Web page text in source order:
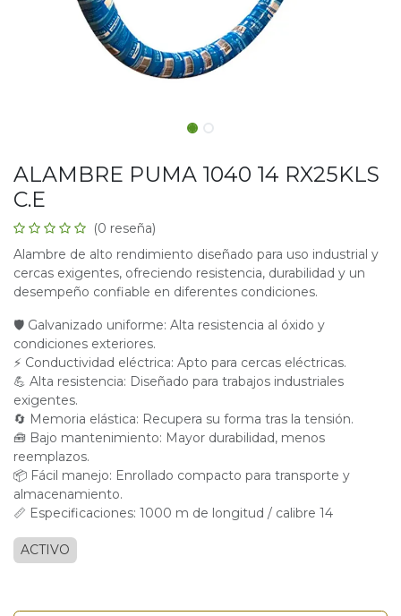
ALAMBRE PUMA 1040 14 RX25KLS
C.E
(0 reseña)
Alambre de alto rendimiento diseñado para uso industrial y
cercas exigentes, ofreciendo resistencia, durabilidad y un
desempeño confiable en diferentes condiciones.
🛡 Galvanizado uniforme: Alta resistencia al óxido y
condiciones exteriores.
⚡ Conductividad eléctrica: Apto para cercas eléctricas.
💪 Alta resistencia: Diseñado para trabajos industriales
exigentes.
🔄 Memoria elástica: Recupera su forma tras la tensión.
🧰 Bajo mantenimiento: Mayor durabilidad, menos
reemplazos.
📦 Fácil manejo: Enrollado compacto para transporte y
almacenamiento.
📏 Especificaciones: 1000 m de longitud / calibre 14
ACTIVO